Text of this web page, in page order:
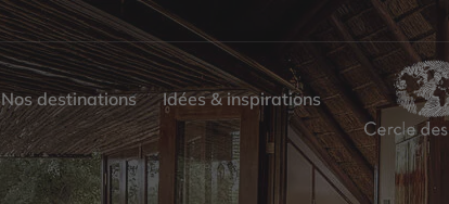
Nos destinations Idées & inspirations